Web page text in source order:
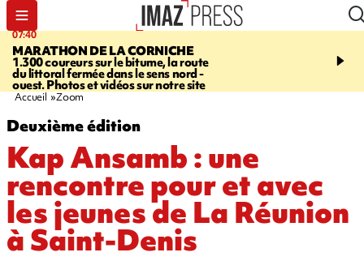
07:40
MARATHON DE LA CORNICHE
1.300 coureurs sur le bitume, la route
du littoral fermée dans le sens nord -
ouest. Photos et vidéos sur notre site
10:33
l’enfance - une
Accueil Zoom
Deuxième édition
Kap Ansamb : une
rencontre pour et avec
les jeunes de La Réunion
à Saint-Denis